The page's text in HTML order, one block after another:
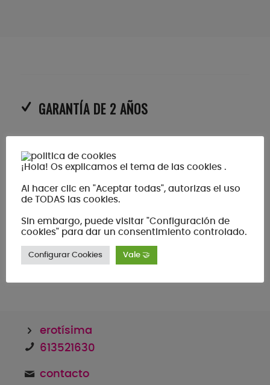
GARANTÍA DE 2 AÑOS
SEGURIDAD SSL
DEVOLUCIÓN 1 AÑO
erotísima
613521630
contacto
¡Hola! Os explicamos el tema de las cookies .
Al hacer clic en "Aceptar todas", autorizas el uso
de TODAS las cookies.
Sin embargo, puede visitar "Configuración de
cookies" para dar un consentimiento controlado.
Configurar Cookies Vale 🤝